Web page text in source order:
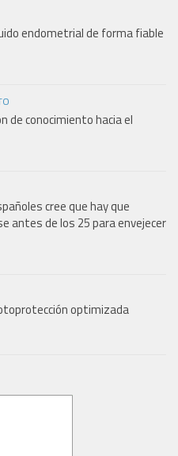
endometrial de forma fiable
de conocimiento hacia el
cree que hay que
antes de los 25 para envejecer
optimizada